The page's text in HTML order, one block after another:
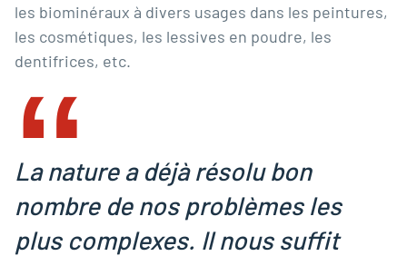
les biominéraux à divers usages dans les peintures,
les cosmétiques, les lessives en poudre, les
dentifrices, etc.
‟
La nature a déjà résolu bon
nombre de nos problèmes les
plus complexes. Il nous suffit